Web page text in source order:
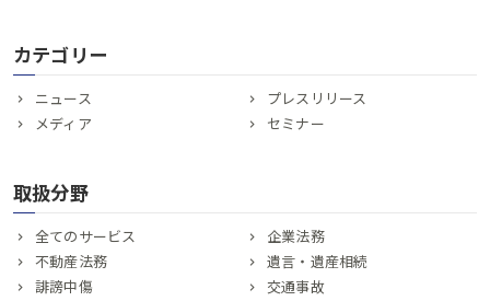
カテゴリー
ニュース
プレスリリース
メディア
セミナー
取扱分野
全てのサービス
企業法務
不動産法務
遺言・遺産相続
誹謗中傷
交通事故